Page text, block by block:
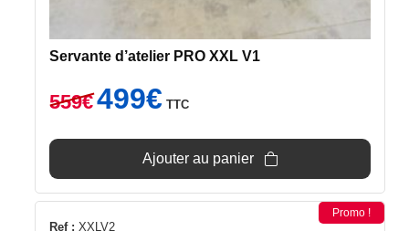
Servante d’atelier PRO XXL V1
559€
Le
prix
499€prix
est :
TTC
Ajouter au panier
Ref : XXLV2
Promo !